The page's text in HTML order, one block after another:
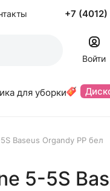
+7
Войти
для уборки
Baseus Organdy PP бел
5-5S